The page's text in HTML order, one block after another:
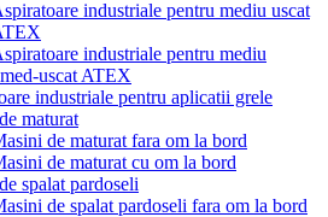
industriale pentru mediu uscat
industriale pentru mediu
uscat ATEX
industriale pentru aplicatii grele
maturat
de maturat fara om la bord
de maturat cu om la bord
spalat pardoseli
de spalat pardoseli fara om la bord